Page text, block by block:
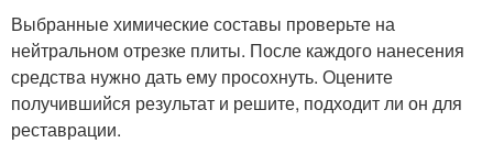
Выбранные химические составы проверьте на
нейтральном отрезке плиты. После каждого нанесения
средства нужно дать ему просохнуть. Оцените
получившийся результат и решите, подходит ли он для
реставрации.